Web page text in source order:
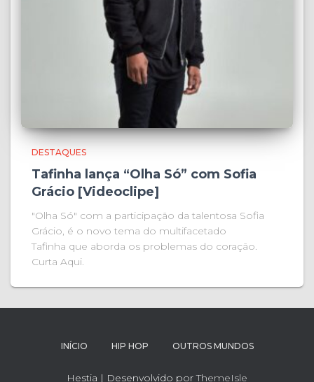
DESTAQUES
Tafinha lança “Olha Só” com Sofia
Grácio [Videoclipe]
"Olha Só" com a participação da talentosa Sofia
Grácio, é o novo tema do multifacetado
Tafinha que aborda os problemas do coração.
Curta Aqui.
INÍCIO HIP HOP OUTROS MUNDOS
Hestia | Desenvolvido porThemeIsle